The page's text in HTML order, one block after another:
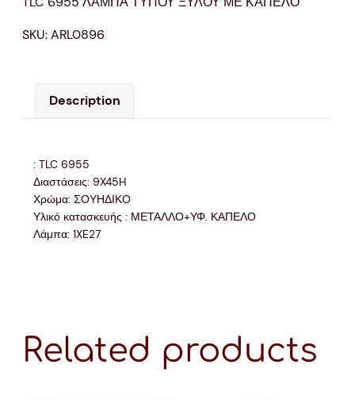
SKU:ARL0896
Description
: TLC 6955
Διαστάσεις: 9X45H
Χρώμα: ΣΟΥΗΔΙΚΟ
Υλικό κατασκευής : ΜΕΤΑΛΛΟ+ΥΦ. ΚΑΠΕΛΟ
Λάμπα: 1XE27
Related products